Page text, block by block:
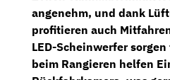
angenehm, und dank
profitieren auch
LED-Scheinwerfersorgen
beim Rangieren helfen